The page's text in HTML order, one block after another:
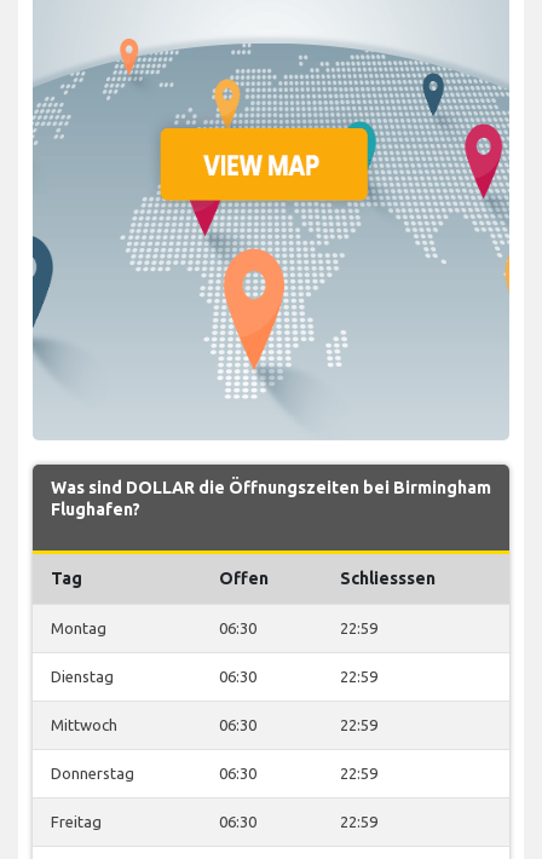
Was sind DOLLAR die Öffnungszeiten bei Birmingham
Flughafen?
Tag Offen Schliesssen
Montag 06:30 22:59
Dienstag 06:30 22:59
Mittwoch 06:30 22:59
Donnerstag 06:30 22:59
Freitag 06:30 22:59